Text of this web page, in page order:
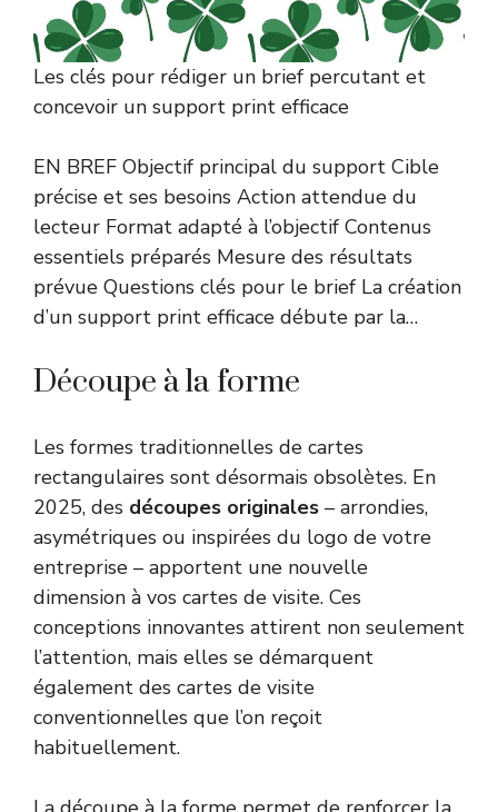
Les clés pour rédiger un brief percutant et
concevoir un support print efficace
EN BREF Objectif principal du support Cible
précise et ses besoins Action attendue du
lecteur Format adapté à l’objectif Contenus
essentiels préparés Mesure des résultats
prévue Questions clés pour le brief La création
d’un support print efficace débute par la…
Découpe à la forme
Les formes traditionnelles de cartes
rectangulaires sont désormais obsolètes. En
2025, des découpes originales – arrondies,
asymétriques ou inspirées du logo de votre
entreprise – apportent une nouvelle
dimension à vos cartes de visite. Ces
conceptions innovantes attirent non seulement
l’attention, mais elles se démarquent
également des cartes de visite
conventionnelles que l’on reçoit
habituellement.